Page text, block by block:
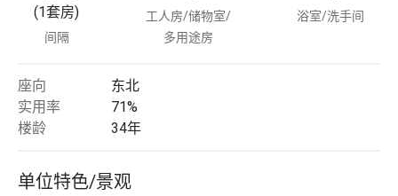
(1套房)
间隔
工人房/储物室/
多用途房
浴室/洗手间
座向
东北
实用率
71%
楼龄
34年
单位特色/景观